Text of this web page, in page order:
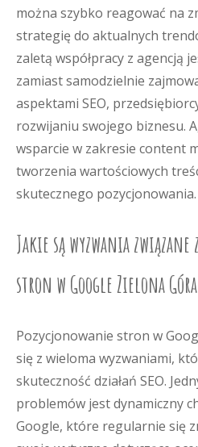
można szybko reagować na
strategię do aktualnych
zaletą współpracy z agencją
zamiast samodzielnie
aspektami SEO,
rozwijaniu swojego biznesu.
wsparcie w zakresie content
tworzenia wartościowych
skutecznego pozycjonowania.
Jakie są wyzwania
stron w Google Zielona Góra
Pozycjonowanie stron w
się z wieloma wyzwaniami,
skuteczność działań SEO.
problemów jest dynamiczny
Google, które regularnie się